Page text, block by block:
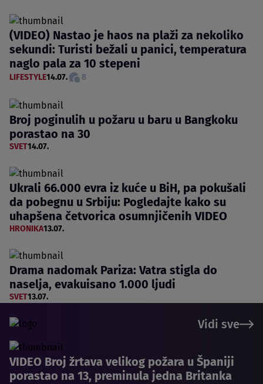
(VIDEO) Nastao je haos na plaži za nekoliko
sekundi: Turisti bežali u panici, temperatura
naglo pala za 10 stepeni
LIFESTYLE14.07. 8
Broj poginulih u požaru u baru u Bangkoku
porastao na 30
SVET14.07.
Ukrali 66.000 evra iz kuće u BiH, pa pokušali
da pobegnu u Srbiju: Pogledajte kako su
uhapšena četvorica osumnjičenih VIDEO
HRONIKA13.07.
Drama nadomak Pariza: Vatra stigla do
naselja, evakuisano 1.000 ljudi
SVET13.07.
Vidi sve
VIDEO Broj žrtava velikog požara u Španiji
porastao na 13, preminula jedna Britanka